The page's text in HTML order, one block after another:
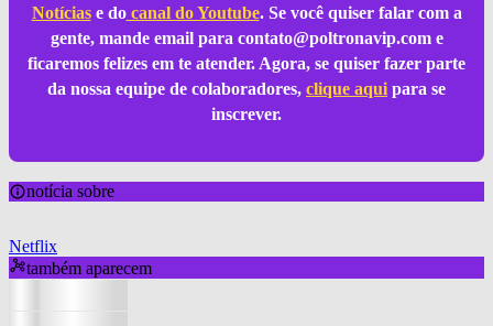
Notíciase docanal do Youtube. Se você quiser falar com a
gente, mande email para contato@poltronavip.come
ficaremos felizes em te atender. Agora, se quiser fazer parte
da nossa equipe de colaboradores, clique aqui para se
inscrever.
notícia sobre
Netflix
também aparecem